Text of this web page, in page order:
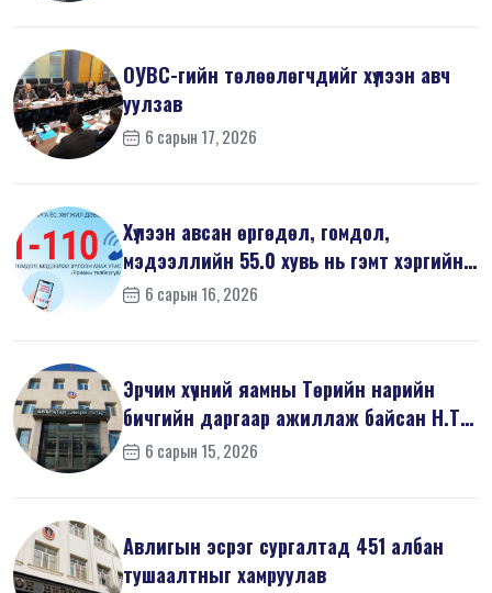
ОУВС-гийн төлөөлөгчдийг хүлээн авч
уулзав
6 сарын 17, 2026
Хүлээн авсан өргөдөл, гомдол,
мэдээллийн 55.0 хувь нь гэмт хэргийн
шин...
6 сарын 16, 2026
Эрчим хүчний яамны Төрийн нарийн
бичгийн даргаар ажиллаж байсан Н.Т
на...6 сарын 15, 2026
Авлигын эсрэг сургалтад 451 албан
тушаалтныг хамруулав